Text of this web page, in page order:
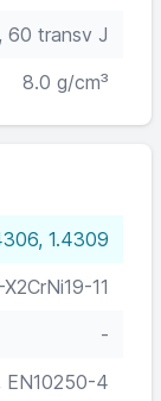
60 transv J
8.0 g/cm³
1.4309
11
-
EN10250-4